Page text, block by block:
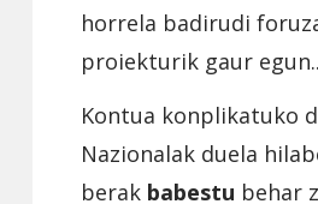
horrela badirudi
proiekturik gaur
Kontua konplikatuko
Nazionalak duela
berak babestu behar